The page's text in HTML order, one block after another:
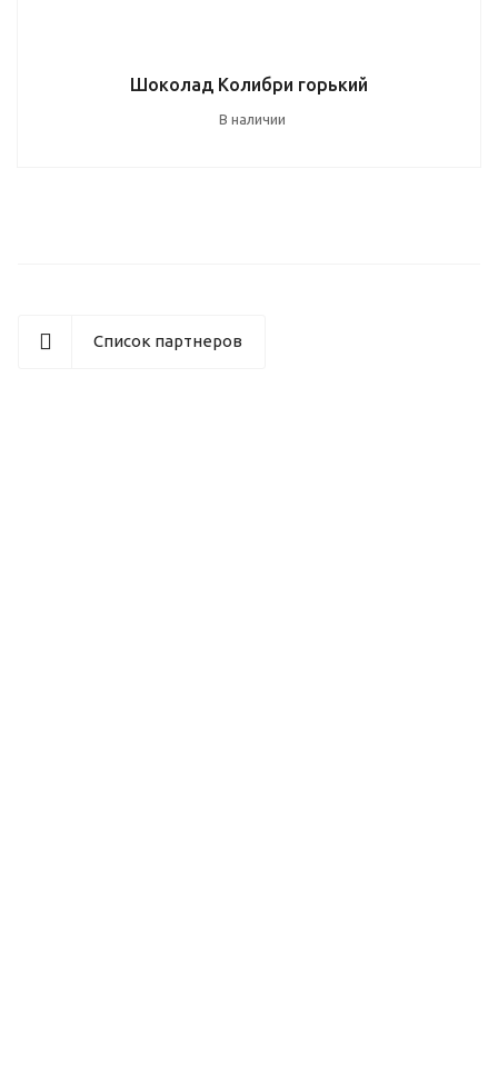
Шоколад Колибри горький
В наличии
Список партнеров